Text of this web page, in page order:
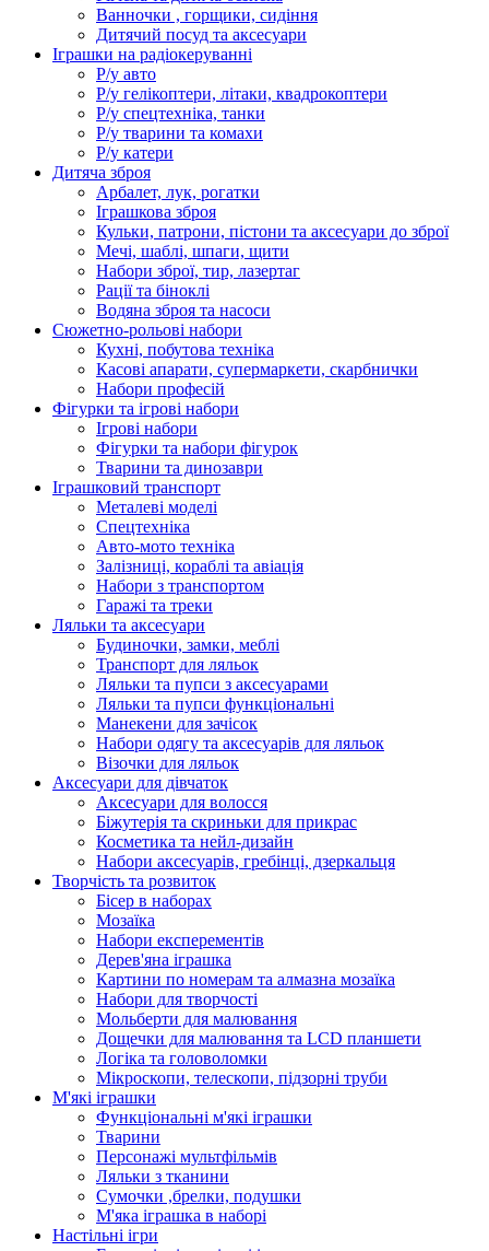
Ванночки , горщики, сидіння
Дитячий посуд та аксесуари
Іграшки на радіокеруванні
Р/у авто
Р/у гелікоптери, літаки, квадрокоптери
Р/у спецтехніка, танки
Р/у тварини та комахи
Р/у катери
Дитяча зброя
Арбалет, лук, рогатки
Іграшкова зброя
Кульки, патрони, пістони та аксесуари до зброї
Мечі, шаблі, шпаги, щити
Набори зброї, тир, лазертаг
Рації та біноклі
Водяна зброя та насоси
Сюжетно-рольові набори
Кухні, побутова техніка
Касові апарати, супермаркети, скарбнички
Набори професій
Фігурки та ігрові набори
Ігрові набори
Фігурки та набори фігурок
Тварини та динозаври
Іграшковий транспорт
Металеві моделі
Спецтехніка
Авто-мото техніка
Залізниці, кораблі та авіація
Набори з транспортом
Гаражі та треки
Ляльки та аксесуари
Будиночки, замки, меблі
Транспорт для ляльок
Ляльки та пупси з аксесуарами
Ляльки та пупси функціональні
Манекени для зачісок
Набори одягу та аксесуарів для ляльок
Візочки для ляльок
Аксесуари для дівчаток
Аксесуари для волосся
Біжутерія та скриньки для прикрас
Косметика та нейл-дизайн
Набори аксесуарів, гребінці, дзеркальця
Творчість та розвиток
Бісер в наборах
Мозаїка
Набори експерементів
Дерев'яна іграшка
Картини по номерам та алмазна мозаїка
Набори для творчості
Мольберти для малювання
Дощечки для малювання та LCD планшети
Логіка та головоломки
Мікроскопи, телескопи, підзорні труби
М'які іграшки
Функціональні м'які іграшки
Тварини
Персонажі мультфільмів
Ляльки з тканини
Сумочки ,брелки, подушки
М'яка іграшка в наборі
Настільні ігри